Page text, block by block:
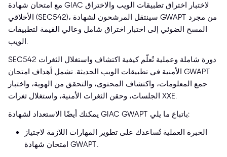
مع امتحان شهادة GIAC لاختبار اختراق تطبيقات الويب والاختراق
الأخلاقي (SEC542)، سينتقل المرشحون لشهادة GWAPT من مجرد
المسح الضوئي إلى اختبار اختراق شامل وعالي القيمة لتطبيقات
الويب.
SEC542 دورة شاملة وعملية تُعلّم كيفية اكتشاف واستغلال الثغرات
الأمنية في تطبيقات الويب الحديثة. تشمل أهداف امتحان GWAPT
جمع المعلومات، واكتشاف المحتوى، والتحقق من الهوية، واختبار
الجلسات، وحقن الثغرات الأمنية، واستغلال ثغرات XXE.
يمكنك أيضًا الاستعداد لشهادة GIAC GWAPT باتباع ما يلي:
الخبرة العملية تُساعدك على تطوير المهارات اللازمة لاجتياز
امتحان شهادة GWAPT.